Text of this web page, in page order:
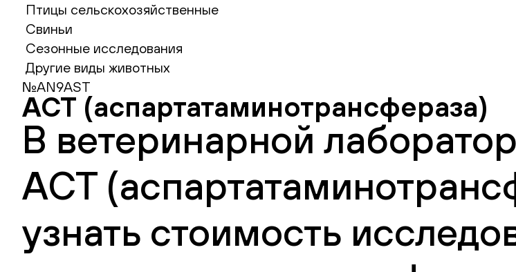
Птицы сельскохозяйственные
Свиньи
Сезонные исследования
Другие виды животных
№AN9AST
АСТ (аспартатаминотрансфераза)
В ветеринарной
АСТ
узнать стоимость